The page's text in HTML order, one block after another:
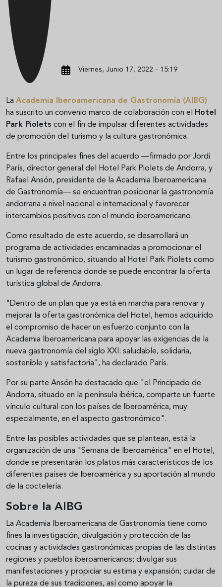
Viernes, Junio 17, 2022 - 15:19
La Academia Iberoamericana de Gastronomía (AIBG)
ha suscrito un convenio marco de colaboración con el
Hotel
Park Piolets con el fin de impulsar diferentes actividades
de promoción del turismo y la cultura gastronómica.
Entre los principales fines del acuerdo —firmado por Jordi
París, director general del Hotel Park Piolets de Andorra, y
Rafael Ansón, presidente de la Academia Iberoamericana
de Gastronomía— se encuentran posicionar la gastronomía
andorrana a nivel nacional e internacional y favorecer
intercambios positivos con el mundo iberoamericano.
Como resultado de este acuerdo, se desarrollará un
programa de actividades encaminadas a promocionar el
turismo gastronómico, situando al Hotel Park Piolets como
un lugar de referencia donde se puede encontrar la oferta
turística global de Andorra.
"Dentro de un plan que ya está en marcha para renovar y
mejorar la oferta gastronómica del Hotel, hemos adquirido
el compromiso de hacer un esfuerzo conjunto con la
Academia Iberoamericana para apoyar las exigencias de la
nueva gastronomía del siglo XXI: saludable, solidaria,
sostenible y satisfactoria", ha declarado París.
Por su parte Ansón ha destacado que "el Principado de
Andorra, situado en la península ibérica, comparte un fuerte
vínculo cultural con los países de Iberoamérica, muy
especialmente, en el aspecto gastronómico".
Entre las posibles actividades que se plantean, está la
organización de una "Semana de Iberoamérica" en el Hotel,
donde se presentarán los platos más característicos de los
diferentes países de Iberoamérica y su aportación al mundo
de la coctelería.
Sobre la AIBG
La Academia Iberoamericana de Gastronomía tiene como
fines la investigación, divulgación y protección de las
cocinas y actividades gastronómicas propias de las distintas
regiones y pueblos iberoamericanos; divulgar sus
manifestaciones y propiciar su estima y expansión; cuidar de
la pureza de sus tradiciones, así como apoyar la